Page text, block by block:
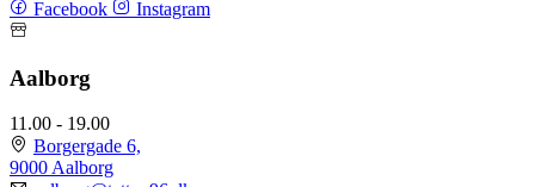
Facebook
Instagram
Aalborg
11.00 - 19.00
Borgergade 6,
9000 Aalborg